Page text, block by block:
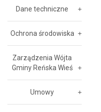
Dane techniczne
Ochrona środowiska
Zarządzenia Wójta
Gminy Reńska Wieś
Umowy